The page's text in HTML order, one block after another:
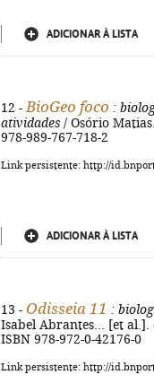
ADICIONAR À LISTA
12 - BioGeo foco :
atividades / Osório
978-989-767-718-2
Link persistente: http://
ADICIONAR À LISTA
13 - Odisseia 11 :
Isabel Abrantes... [et al.].
ISBN 978-972-0-42176-0
Link persistente: http://